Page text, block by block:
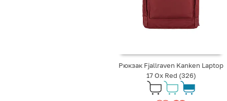
Рюкзак Fjallraven Kanken Laptop
17 Ox Red (326)